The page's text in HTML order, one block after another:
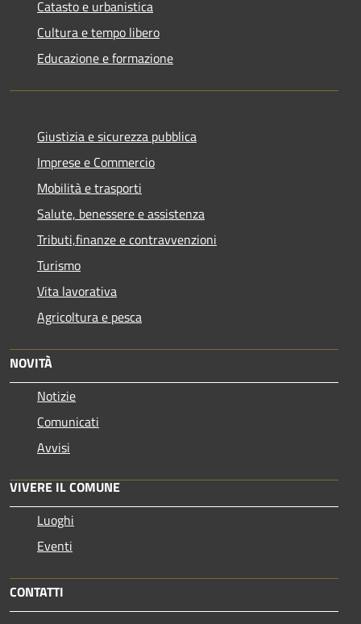
Catasto e urbanistica
Cultura e tempo libero
Educazione e formazione
Giustizia e sicurezza pubblica
Imprese e Commercio
Mobilità e trasporti
Salute, benessere e assistenza
Tributi,finanze e contravvenzioni
Turismo
Vita lavorativa
Agricoltura e pesca
NOVITÀ
Notizie
Comunicati
Avvisi
VIVERE IL COMUNE
Luoghi
Eventi
CONTATTI